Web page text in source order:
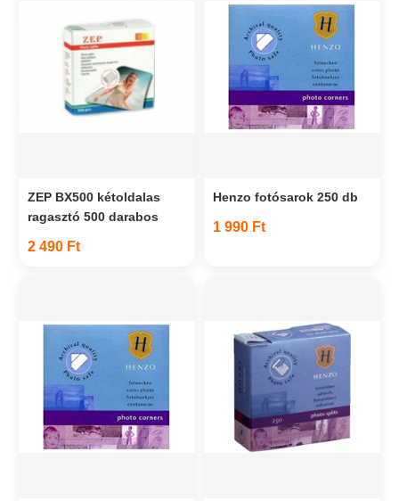
ZEP BX500 kétoldalas
ragasztó 500 darabos
2 490 Ft
Henzo fotósarok 250 db
1 990 Ft